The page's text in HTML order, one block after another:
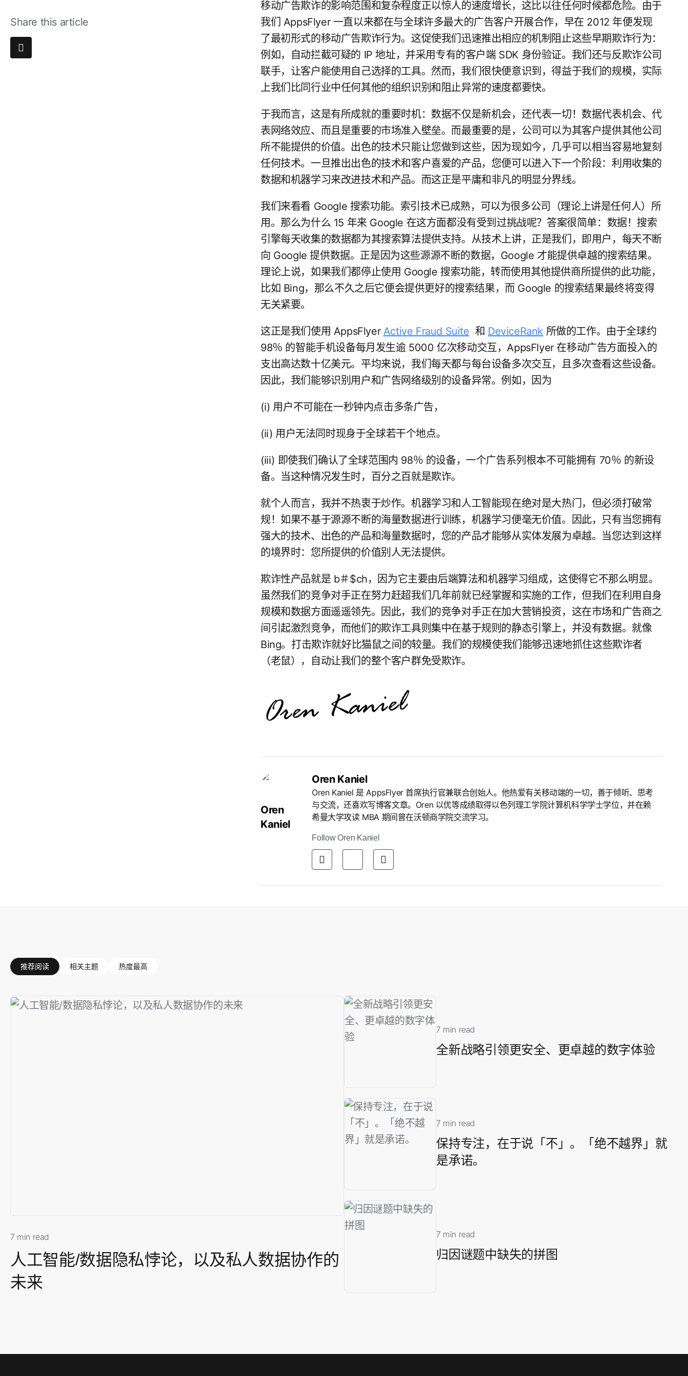
Share this article
移动广告欺诈的影响范围和复杂程度正以惊人的速度增长，这比以往任何时候都危险。由于
我们 AppsFlyer 一直以来都在与全球许多最大的广告客户开展合作，早在 2012 年便发现
了最初形式的移动广告欺诈行为。这促使我们迅速推出相应的机制阻止这些早期欺诈行为：
例如，自动拦截可疑的 IP 地址，并采用专有的客户端 SDK 身份验证。我们还与反欺诈公司
联手，让客户能使用自己选择的工具。然而，我们很快便意识到，得益于我们的规模，实际
上我们比同行业中任何其他的组织识别和阻止异常的速度都要快。
于我而言，这是有所成就的重要时机：数据不仅是新机会，还代表一切！数据代表机会、代
表网络效应、而且是重要的市场准入壁垒。而最重要的是，公司可以为其客户提供其他公司
所不能提供的价值。出色的技术只能让您做到这些，因为现如今，几乎可以相当容易地复刻
任何技术。一旦推出出色的技术和客户喜爱的产品，您便可以进入下一个阶段：利用收集的
数据和机器学习来改进技术和产品。而这正是平庸和非凡的明显分界线。
我们来看看 Google 搜索功能。索引技术已成熟，可以为很多公司（理论上讲是任何人）所
用。那么为什么 15 年来 Google 在这方面都没有受到过挑战呢？答案很简单：数据！搜索
引擎每天收集的数据都为其搜索算法提供支持。从技术上讲，正是我们，即用户，每天不断
向 Google 提供数据。正是因为这些源源不断的数据，Google 才能提供卓越的搜索结果。
理论上说，如果我们都停止使用 Google 搜索功能，转而使用其他提供商所提供的此功能，
比如 Bing，那么不久之后它便会提供更好的搜索结果，而 Google 的搜索结果最终将变得
无关紧要。
这正是我们使用 AppsFlyer Active Fraud Suite 和 DeviceRank 所做的工作。由于全球约
98％ 的智能手机设备每月发生逾 5000 亿次移动交互，AppsFlyer 在移动广告方面投入的
支出高达数十亿美元。平均来说，我们每天都与每台设备多次交互，且多次查看这些设备。
因此，我们能够识别用户和广告网络级别的设备异常。例如，因为
(i) 用户不可能在一秒钟内点击多条广告，
(ii) 用户无法同时现身于全球若干个地点。
(iii) 即使我们确认了全球范围内 98％ 的设备，一个广告系列根本不可能拥有 70％ 的新设
备。当这种情况发生时，百分之百就是欺诈。
就个人而言，我并不热衷于炒作。机器学习和人工智能现在绝对是大热门，但必须打破常
规！如果不基于源源不断的海量数据进行训练，机器学习便毫无价值。因此，只有当您拥有
强大的技术、出色的产品和海量数据时，您的产品才能够从实体发展为卓越。当您达到这样
的境界时：您所提供的价值别人无法提供。
欺诈性产品就是 b＃$ch，因为它主要由后端算法和机器学习组成，这使得它不那么明显。
虽然我们的竞争对手正在努力赶超我们几年前就已经掌握和实施的工作，但我们在利用自身
规模和数据方面遥遥领先。因此，我们的竞争对手正在加大营销投资，这在市场和广告商之
间引起激烈竞争，而他们的欺诈工具则集中在基于规则的静态引擎上，并没有数据。就像
Bing。打击欺诈就好比猫鼠之间的较量。我们的规模使我们能够迅速地抓住这些欺诈者
（老鼠），自动让我们的整个客户群免受欺诈。
Oren
Kaniel
Oren Kaniel
Oren Kaniel 是 AppsFlyer 首席执行官兼联合创始人。他热爱有关移动端的一切，善于倾听、思考
与交流，还喜欢写博客文章。Oren 以优等成绩取得以色列理工学院计算机科学学士学位，并在赖
希曼大学攻读 MBA 期间曾在沃顿商学院交流学习。
Follow Oren Kaniel
推荐阅读 相关主题 热度最高
7 min read
人工智能/数据隐私悖论，以及私人数据协作的
未来
7 min read
全新战略引领更安全、更卓越的数字体验
7 min read
保持专注，在于说「不」。「绝不越界」就
是承诺。
7 min read
归因谜题中缺失的拼图